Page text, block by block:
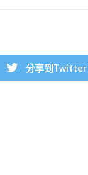
分享到Twitter